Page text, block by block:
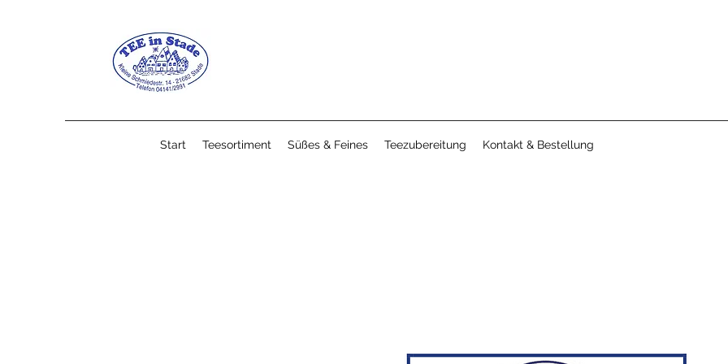
Start Teesortiment Süßes & Feines Teezubereitung Kontakt & Bestellung